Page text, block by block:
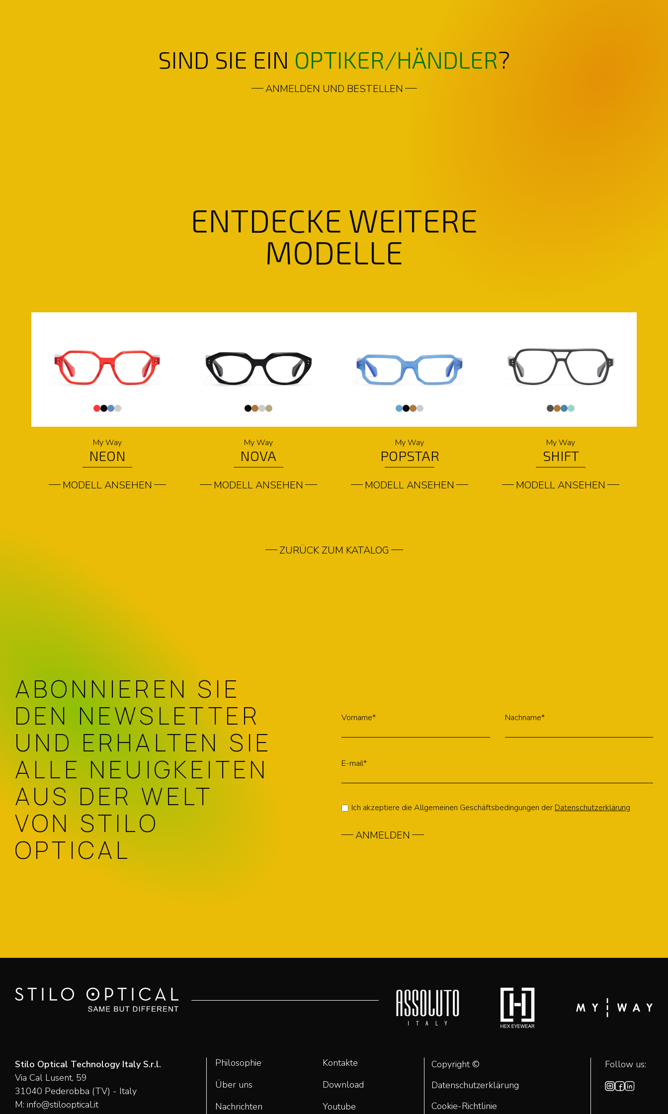
SIND SIE EIN OPTIKER/HÄNDLER?
ANMELDEN UND BESTELLEN
ENTDECKE WEITERE
MODELLE
My Way
NEON
MODELL ANSEHEN
My Way
NOVA
MODELL ANSEHEN
My Way
POPSTAR
MODELL ANSEHEN
My Way
SHIFT
MODELL ANSEHEN
ZURÜCK ZUM KATALOG
ABONNIEREN SIE
DEN NEWSLETTER
UND ERHALTEN SIE
ALLE NEUIGKEITEN
AUS DER WELT
VON STILO
OPTICAL
Vorname* Nachname*
E-mail*
Ich akzeptiere die Allgemeinen Geschäftsbedingungen der Datenschutzerklärung
ANMELDEN
Stilo Optical Technology Italy S.r.l.
Via Cal Lusent, 59
31040 Pederobba (TV) - Italy
M: info@stilooptical.it
Philosophie
Über uns
Nachrichten
Kontakte
Download
Youtube
Copyright ©
Datenschutzerklärung
Cookie-Richtlinie
Follow us: